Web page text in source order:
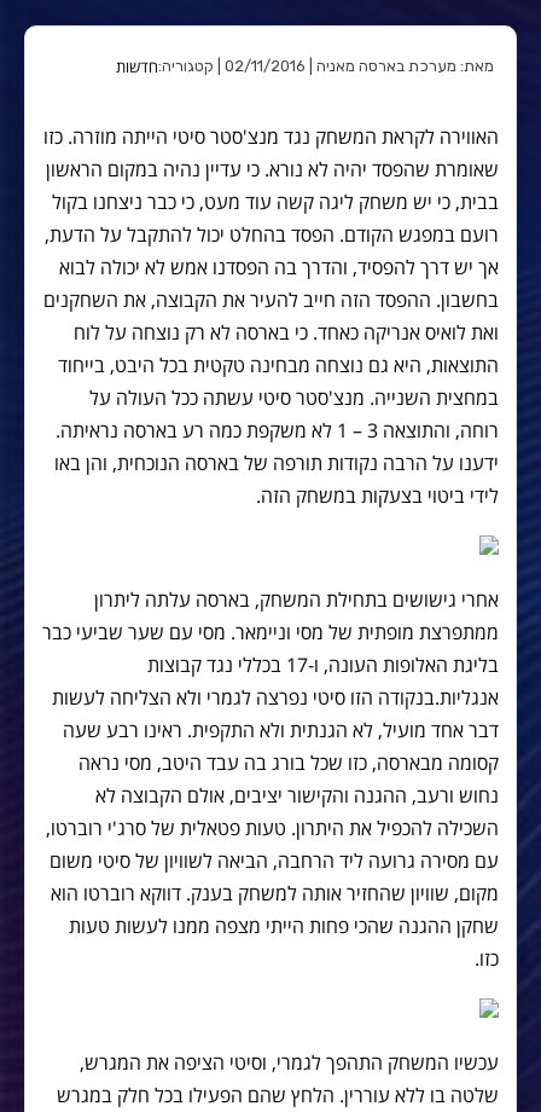
מאת: מערכת בארסה מאניה | 02/11/2016 | קטגוריה: חדשות
האווירה לקראת המשחק נגד מנצ'סטר סיטי הייתה מוזרה. כזו
שאומרת שהפסד יהיה לא נורא. כי עדיין נהיה במקום הראשון
בבית, כי יש משחק ליגה קשה עוד מעט, כי כבר ניצחנו בקול
רועם במפגש הקודם. הפסד בהחלט יכול להתקבל על הדעת,
אך יש דרך להפסיד, והדרך בה הפסדנו אמש לא יכולה לבוא
בחשבון. ההפסד הזה חייב להעיר את הקבוצה, את השחקנים
ואת לואיס אנריקה כאחד. כי בארסה לא רק נוצחה על לוח
התוצאות, היא גם נוצחה מבחינה טקטית בכל היבט, בייחוד
במחצית השנייה. מנצ'סטר סיטי עשתה ככל העולה על
רוחה, והתוצאה 3 – 1 לא משקפת כמה רע בארסה נראיתה.
ידענו על הרבה נקודות תורפה של בארסה הנוכחית, והן באו
לידי ביטוי בצעקות במשחק הזה.
אחרי גישושים בתחילת המשחק, בארסה עלתה ליתרון
ממתפרצת מופתית של מסי וניימאר. מסי עם שער שביעי כבר
בליגת האלופות העונה, ו-17 בכללי נגד קבוצות
אנגליות.בנקודה הזו סיטי נפרצה לגמרי ולא הצליחה לעשות
דבר אחד מועיל, לא הגנתית ולא התקפית. ראינו רבע שעה
קסומה מבארסה, כזו שכל בורג בה עבד היטב, מסי נראה
נחוש ורעב, ההגנה והקישור יציבים, אולם הקבוצה לא
השכילה להכפיל את היתרון. טעות פטאלית של סרג'י רוברטו,
עם מסירה גרועה ליד הרחבה, הביאה לשוויון של סיטי משום
מקום, שוויון שהחזיר אותה למשחק בענק. דווקא רוברטו הוא
שחקן ההגנה שהכי פחות הייתי מצפה ממנו לעשות טעות
כזו.
עכשיו המשחק התהפך לגמרי, וסיטי הציפה את המגרש,
שלטה בו ללא עוררין. הלחץ שהם הפעילו בכל חלק במגרש